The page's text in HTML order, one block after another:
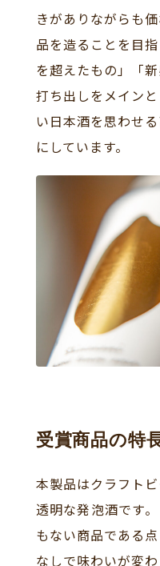
きがありながらも
品を造ることを目
を超えたもの」「
打ち出しをメイン
い日本酒を思わせ
にしています。
受賞商品の特
本製品はクラフト
透明な発泡酒です
もない商品である
なしで味わいが変